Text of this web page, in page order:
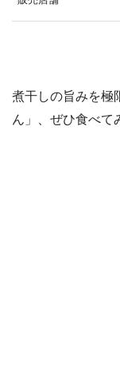
煮干しの旨みを極
ん」、ぜひ食べて